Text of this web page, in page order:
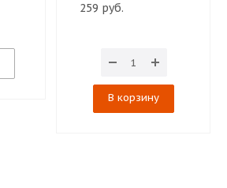
259 руб.
В корзину